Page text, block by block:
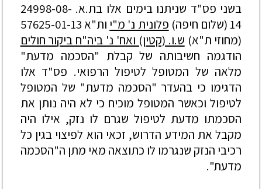
בשני פס"ד שניתנו בימים אלו בת.א. 24998-08-
14 (שלום חיפה)
פלונית נ' מ"י
ות"א 57625-01-13
(מחוזי ת"א) ש.ו. (קטין) ואח' נ' ביה"ח ביקור חולים
הודגמה חשיבותה של קבלת "הסכמה מדעת"
מלאה של המטופל לטיפול הרפואי. פס"ד אלו
הדגימו כי בהעדר "הסכמה מדעת" של המטופל
לטיפול וכאשר המטופל מוכיח כי לא היה נותן את
הסכמתו מדעת לטיפול שגרם לו נזק, אילו היה
מקבל את המידע הדרוש, זכאי הוא לפיצוי בגין כל
רכיבי הנזק שנגרמו לו כתוצאה מאי מתן ה"הסכמה
מדעת".